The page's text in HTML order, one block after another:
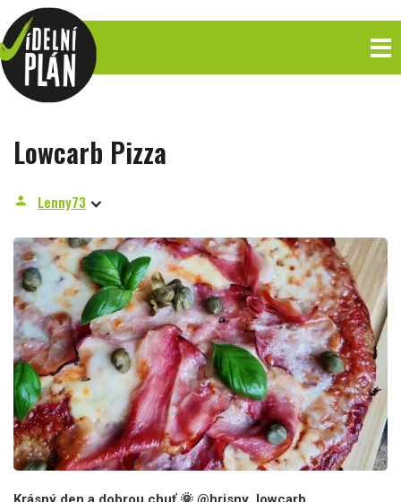
Lowcarb Pizza
person Lenny73